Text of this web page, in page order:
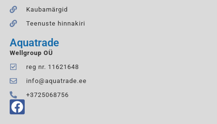
Kaubamärgid
Teenuste hinnakiri
Aquatrade
Wellgroup OÜ
reg nr. 11621648
info@aquatrade.ee
+3725068756